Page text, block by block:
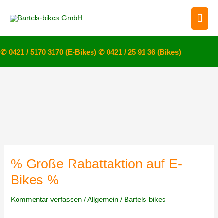
Inhalt
✆ 0421 / 5170 3170 (E-Bikes) ✆ 0421 / 25 91 36 (Bikes)
% Große Rabattaktion auf E-
Bikes %
Kommentar verfassen /Allgemein / Bartels-bikes